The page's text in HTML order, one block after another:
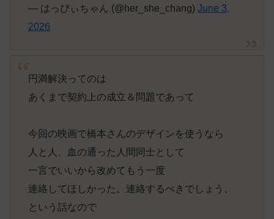
— はっぴぃちゃん (@her_she_chang) June 3,
2026
円満解決ってのは
あくまで契約上の成立＆問題であって
今回の映画で橋本さんのデザインを使うなら
人と人、血の通った人間同士として
一言でいいから改めてもう一度
連絡してほしかった。連絡するべきでしょう。
という話なので